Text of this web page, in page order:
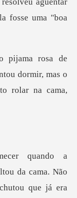
dormir, mas o
da cama. Não